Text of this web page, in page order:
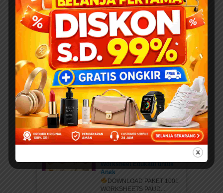
Download 400 Judul Ebook
Anak Isi 10+ Ribu Halaman
PDF Karya Kak Nurul Ihsan
DOWNLOAD EBOOK
ANAK DENGAN DONASI...
Daftar Anggota Elibrary.id
Daftar di sini Salam Sahabat
elibrary.id...
Belajar Mengenal Jenis-
Jenis Kaki Binatang
DOWNLOAD PAKET 1001
WORKSHEETS PAUD...
Mengenal Hewan Bertelur
Worksheet Edukatif untuk
Anak
DOWNLOAD PAKET 1001
WORKSHEETS PAUD...